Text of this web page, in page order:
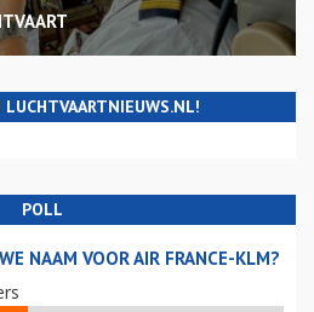
LUCHTVAARTNIEUWS.NL!
POLL
NAAM VOOR AIR FRANCE-KLM?